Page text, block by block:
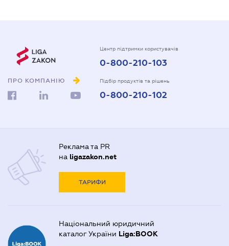
ПРО КОМПАНІЮ
Центр підтримки користувачів
0-800-210-103
Підбір продуктів та рішень
0-800-210-102
Реклама та PR
на ligazakon.net
ТАРИФИ
Національний юридичний
каталог України Liga:BOOK